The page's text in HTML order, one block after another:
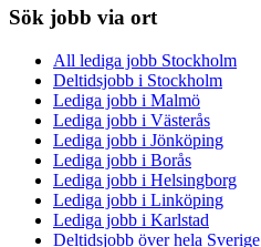
Sök jobb via ort
All lediga jobb Stockholm
Deltidsjobb i Stockholm
Lediga jobb i Malmö
Lediga jobb i Västerås
Lediga jobb i Jönköping
Lediga jobb i Borås
Lediga jobb i Helsingborg
Lediga jobb i Linköping
Lediga jobb i Karlstad
Deltidsjobb över hela Sverige